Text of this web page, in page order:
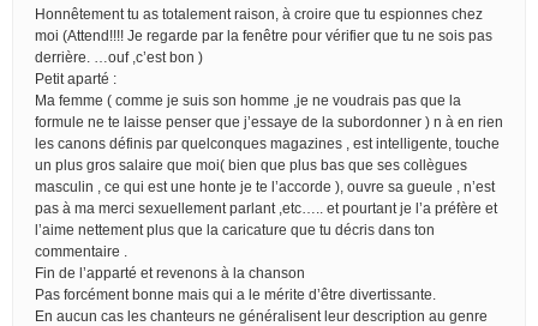
Honnêtement tu as totalement raison, à croire que tu espionnes chez
moi (Attend!!!! Je regarde par la fenêtre pour vérifier que tu ne sois pas
derrière. …ouf ,c’est bon )
Petit aparté :
Ma femme ( comme je suis son homme ,je ne voudrais pas que la
formule ne te laisse penser que j’essaye de la subordonner ) n à en rien
les canons définis par quelconques magazines , est intelligente, touche
un plus gros salaire que moi( bien que plus bas que ses collègues
masculin , ce qui est une honte je te l’accorde ), ouvre sa gueule , n’est
pas à ma merci sexuellement parlant ,etc….. et pourtant je l’a préfère et
l’aime nettement plus que la caricature que tu décris dans ton
commentaire .
Fin de l’apparté et revenons à la chanson
Pas forcément bonne mais qui a le mérite d’être divertissante.
En aucun cas les chanteurs ne généralisent leur description au genre